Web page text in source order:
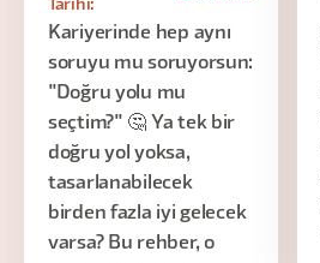
Tarihi:
Kariyerinde hep aynı
soruyu mu soruyorsun:
"Doğru yolu mu
seçtim?" 🤔 Ya tek bir
doğru yol yoksa,
tasarlanabilecek
birden fazla iyi gelecek
varsa? Bu rehber, o